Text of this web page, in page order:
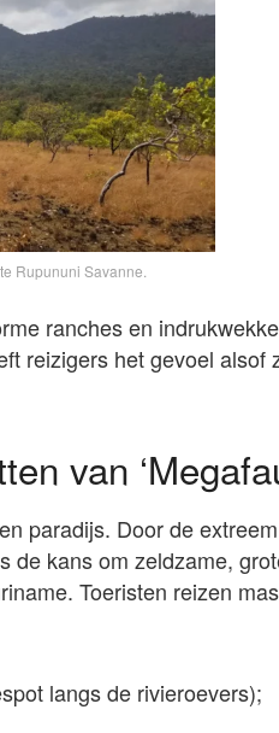
Rupununi Savanne.
ranches en
reizigers het gevoel alsof
van
paradijs. Door de
de kans om zeldzame,
Toeristen reizen
langs de rivieroevers);